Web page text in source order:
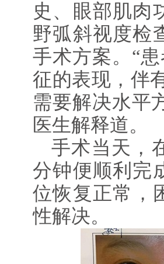
史、眼部肌肉
野弧斜视度检
手术方案。“
征的表现，伴
需要解决水平
医生解释道。
手术当天，
分钟便顺利完
位恢复正常，
性解决。